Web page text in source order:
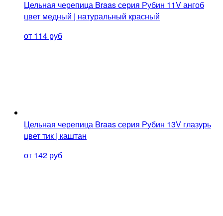
Цельная черепица Braas серия Рубин 11V ангоб
цвет медный | натуральный красный
от 114 руб
Цельная черепица Braas серия Рубин 13V глазурь
цвет тик | каштан
от 142 руб